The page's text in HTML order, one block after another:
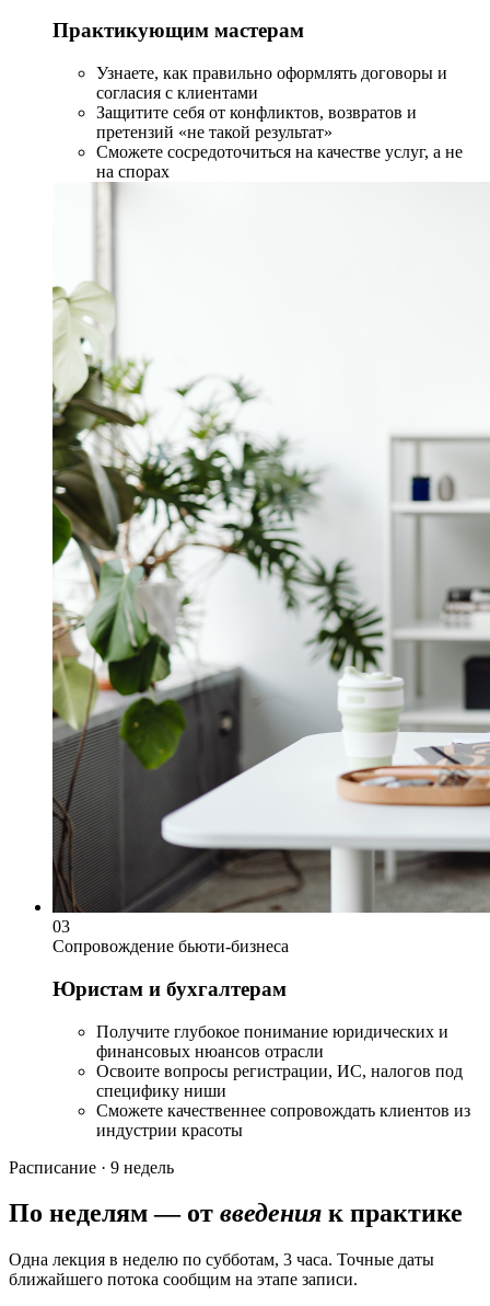
Практикующим мастерам
Узнаете, как правильно оформлять договоры и
согласия с клиентами
Защитите себя от конфликтов, возвратов и
претензий «не такой результат»
Сможете сосредоточиться на качестве услуг, а не
на спорах
03
Сопровождение бьюти-бизнеса
Юристам и бухгалтерам
Получите глубокое понимание юридических и
финансовых нюансов отрасли
Освоите вопросы регистрации, ИС, налогов под
специфику ниши
Сможете качественнее сопровождать клиентов из
индустрии красоты
Расписание · 9 недель
По неделям — от введения к практике
Одна лекция в неделю по субботам, 3 часа. Точные даты
ближайшего потока сообщим на этапе записи.